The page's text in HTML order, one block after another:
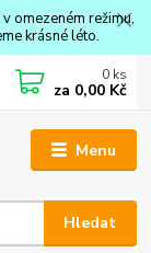
omezeném režimu,
krásné léto.
Menu
Hledat
0 ks
za 0,00 Kč